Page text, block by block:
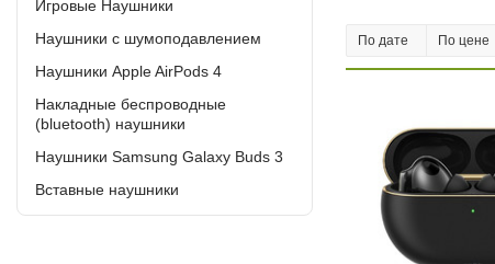
Игровые Наушники
Наушники с шумоподавлением
Наушники Apple AirPods 4
Накладные беспроводные
(bluetooth) наушники
Наушники Samsung Galaxy Buds 3
Вставные наушники
По дате По цене